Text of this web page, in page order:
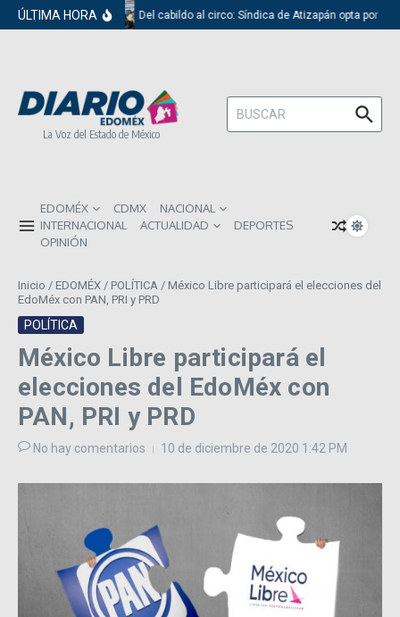
Saltar al contenido
ÚLTIMA HORA Del cabildo al circo: Síndica de Atizapán opta por el
La Voz del Estado de México
Buscar:
EDOMÉX CDMX
NACIONAL
INTERNACIONAL
ACTUALIDAD
DEPORTES
OPINIÓN
Inicio / EDOMÉX / POLÍTICA / México Libre participará el elecciones del
EdoMéx con PAN, PRI y PRD
POLÍTICA
México Libre participará el
elecciones del EdoMéx con
PAN, PRI y PRD
No hay comentarios 10 de diciembre de 2020 1:42 PM